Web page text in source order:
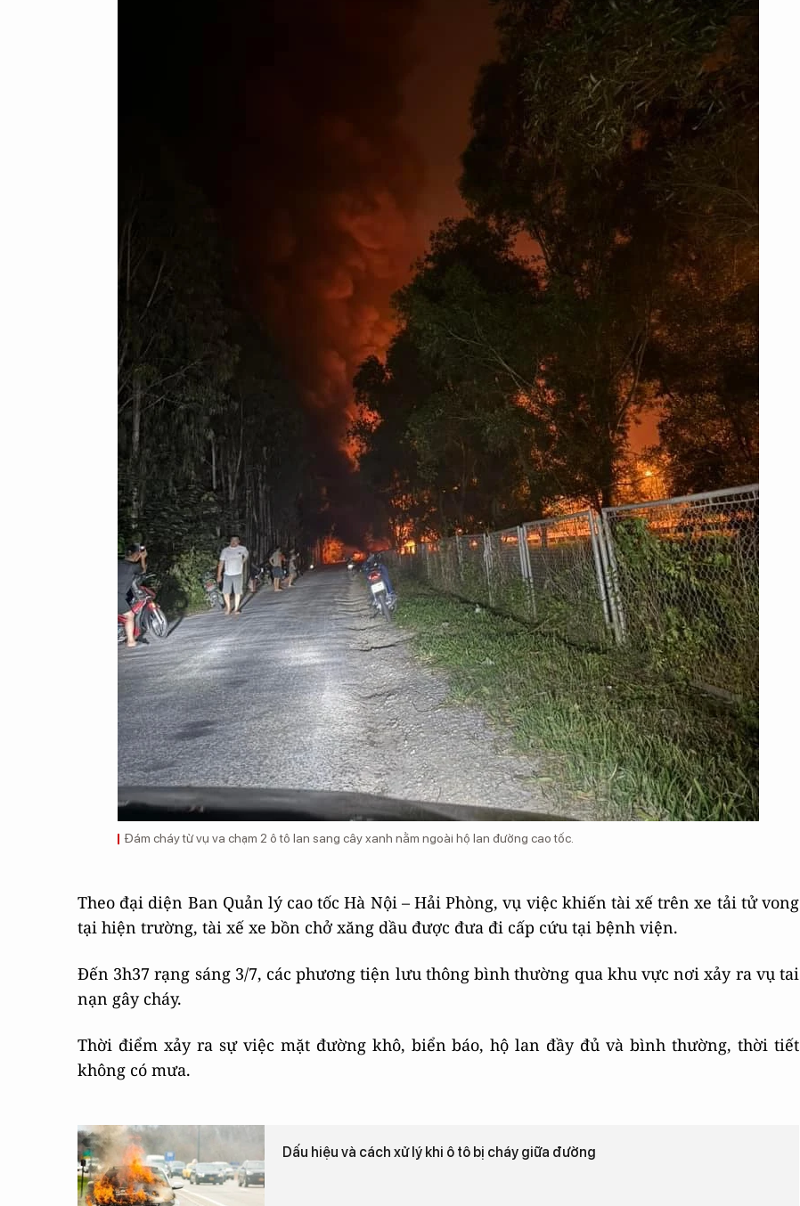
Đám cháy từ vụ va chạm 2 ô tô lan sang cây xanh nằm ngoài hộ lan đường cao tốc.
Theo đại diện Ban Quản lý cao tốc Hà Nội – Hải Phòng, vụ việc khiến tài xế trên xe tải tử vong
tại hiện trường, tài xế xe bồn chở xăng dầu được đưa đi cấp cứu tại bệnh viện.
Đến 3h37 rạng sáng 3/7, các phương tiện lưu thông bình thường qua khu vực nơi xảy ra vụ tai
nạn gây cháy.
Thời điểm xảy ra sự việc mặt đường khô, biển báo, hộ lan đầy đủ và bình thường, thời tiết
không có mưa.
Dấu hiệu và cách xử lý khi ô tô bị cháy giữa đường